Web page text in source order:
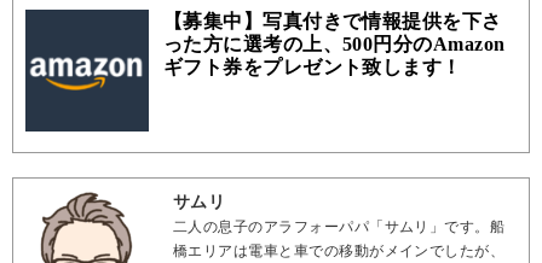
【募集中】写真付きで情報提供を下さ
った方に選考の上、500円分のAmazon
ギフト券をプレゼント致します！
サムリ
二人の息子のアラフォーパパ「サムリ」です。船
橋エリアは電車と車での移動がメインでしたが、